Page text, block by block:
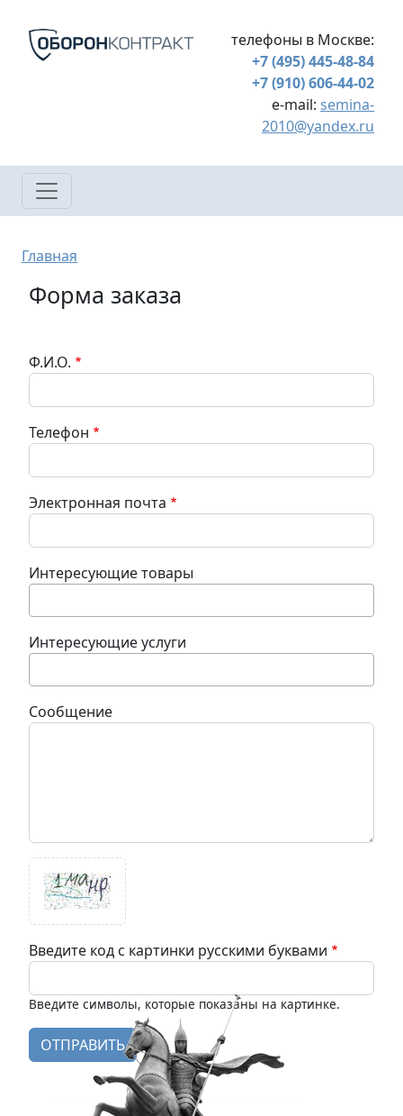
телефоны в Москве:
+7 (495) 445-48-84
+7 (910) 606-44-02
e-mail: semina-
2010@yandex.ru
Строка навигации
Главная
Форма заказа
Ф.И.О.
Телефон
Электронная почта
Интересующие товары
Интересующие услуги
Сообщение
Введите код с картинки русскими буквами
Введите символы, которые показаны на картинке.